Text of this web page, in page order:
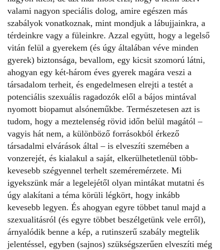
valami nagyon speciális dolog, amire egészen más
szabályok vonatkoznak, mint mondjuk a lábujjainkra, a
térdeinkre vagy a füleinkre. Azzal együtt, hogy a legelső
vitán felül a gyerekem (és úgy általában véve minden
gyerek) biztonsága, bevallom, egy kicsit szomorú látni,
ahogyan egy két-három éves gyerek magára veszi a
társadalom terheit, és engedelmesen elrejti a testét a
potenciális szexuális ragadozók elől a bájos mintával
nyomott biopamut alsóneműkbe. Természetesen azt is
tudom, hogy a meztelenség rövid időn belül magától –
vagyis hát nem, a különböző forrásokból érkező
társadalmi elvárások által – is elveszíti szemében a
vonzerejét, és kialakul a saját, elkerülhetetlenül több-
kevesebb szégyennel terhelt szeméremérzete. Mi
igyekszünk már a legelejétől olyan mintákat mutatni és
úgy alakítani a téma körüli légkört, hogy inkább
kevesebb legyen. És ahogyan egyre többet tanul majd a
szexualitásról (és egyre többet beszélgetünk vele erről),
árnyalódik benne a kép, a rutinszerű szabály megtelik
jelentéssel, egyben (sajnos) szükségszerűen elveszíti még